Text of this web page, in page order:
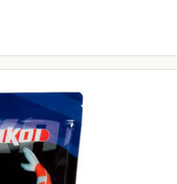
12,25